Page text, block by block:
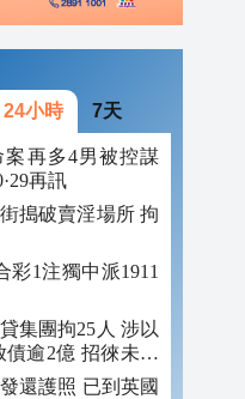
24小時 7天
案再多4男被控謀
再訊
搗破賣淫場所 拘
彩1注獨中派1911
集團拘25人 涉以
債逾2億 招徠未成
還護照 已到英國